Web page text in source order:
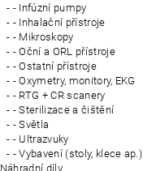
- Infúzní pumpy
- Inhalační přístroje
- Mikroskopy
- Oční a ORL přístroje
- Ostatní přístroje
- Oxymetry, monitory, EKG
- RTG + CR scanery
- Sterilizace a čištění
- Světla
- Ultrazvuky
- Vybavení (stoly, klece ap.)
Náhradní díly